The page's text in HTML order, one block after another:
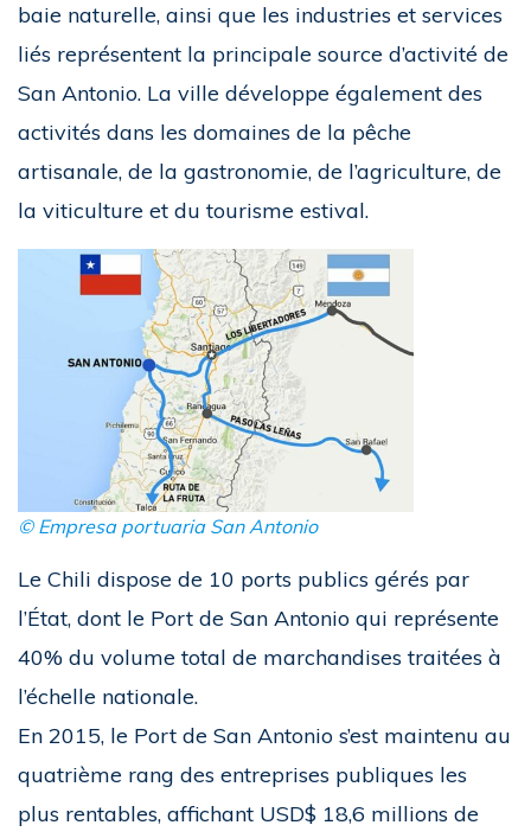
baie naturelle, ainsi que les industries et services
liés représentent la principale source d’activité de
San Antonio. La ville développe également des
activités dans les domaines de la pêche
artisanale, de la gastronomie, de l’agriculture, de
la viticulture et du tourisme estival.
© Empresa portuaria San Antonio
Le Chili dispose de 10 ports publics gérés par
l’État, dont le Port de San Antonio qui représente
40% du volume total de marchandises traitées à
l’échelle nationale.
En 2015, le Port de San Antonio s’est maintenu au
quatrième rang des entreprises publiques les
plus rentables, affichant USD$ 18,6 millions de